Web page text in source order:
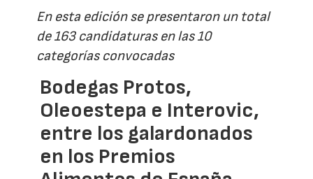
En esta edición se presentaron un total
de 163 candidaturas en las 10
categorías convocadas
Bodegas Protos,
Oleoestepa e Interovic,
entre los galardonados
en los Premios